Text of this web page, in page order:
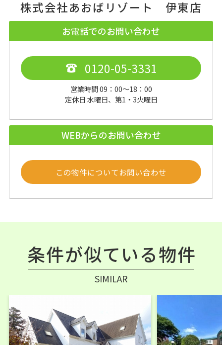
株式会社あおばリゾート 伊東店
お電話でのお問い合わせ
0120-05-3331
営業時間 09：00～18：00
定休日 水曜日、第1・3火曜日
WEBからのお問い合わせ
この物件についてお問い合わせ
条件が似ている物件
SIMILAR